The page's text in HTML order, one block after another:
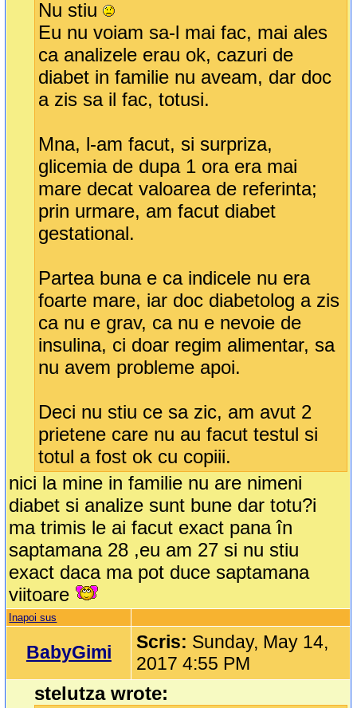
Nu stiu
Eu nu voiam sa-l mai fac, mai ales
ca analizele erau ok, cazuri de
diabet in familie nu aveam, dar doc
a zis sa il fac, totusi.
Mna, l-am facut, si surpriza,
glicemia de dupa 1 ora era mai
mare decat valoarea de referinta;
prin urmare, am facut diabet
gestational.
Partea buna e ca indicele nu era
foarte mare, iar doc diabetolog a zis
ca nu e grav, ca nu e nevoie de
insulina, ci doar regim alimentar, sa
nu avem probleme apoi.
Deci nu stiu ce sa zic, am avut 2
prietene care nu au facut testul si
totul a fost ok cu copiii.
nici la mine in familie nu are nimeni
diabet si analize sunt bune dar totu?i
ma trimis le ai facut exact pana în
saptamana 28 ,eu am 27 si nu stiu
exact daca ma pot duce saptamana
viitoare
Inapoi sus
BabyGimi Scris: Sunday, May 14,
2017 4:55 PM
stelutza wrote: